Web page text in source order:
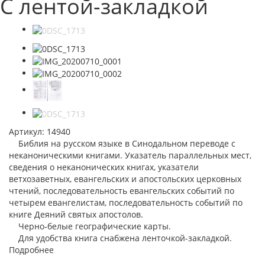
С лентой-закладкой
Артикул: 14940
Библия на русском языке в Синодальном переводе с
неканоническими книгами. Указатель параллельных мест,
сведения о неканонических книгах, указатели
ветхозаветных, евангельских и апостольских церковных
чтений, последовательность евангельских событий по
четырем евангелистам, последовательность событий по
книге Деяний святых апостолов.
Черно-белые географические карты.
Для удобства книга снабжена ленточкой-закладкой.
Подробнее